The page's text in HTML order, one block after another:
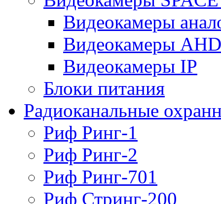
Видеокамеры
Видеокамеры AHD
Видеокамеры IP
Блоки питания
Радиоканальные
Риф Ринг-1
Риф Ринг-2
Риф Ринг-701
Риф Стринг-200